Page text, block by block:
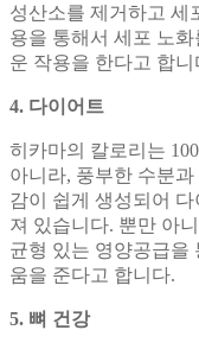
성산소를 제거하고 세
용을 통해서 세포 노
운 작용을 한다고 합니
4. 다이어트
히카마의 칼로리는
아니라, 풍부한 수분
감이 쉽게 생성되어
져 있습니다. 뿐만 아
균형 있는 영양공급을
움을 준다고 합니다.
5. 뼈 건강